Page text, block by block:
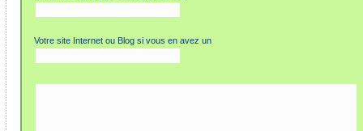
Votre site Internet ou Blog si vous en avez un